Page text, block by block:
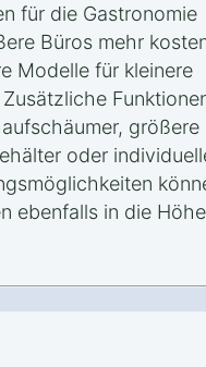
für die Gastronomie
Büros mehr
Modelle für kleinere
größere
oder
ebenfalls in die Höhe